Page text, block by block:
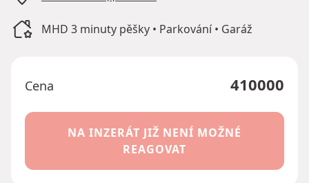
MHD 3 minuty pěšky • Parkování • Garáž
Cena 410000
NA INZERÁT JIŽ NENÍ MOŽNÉ
REAGOVAT